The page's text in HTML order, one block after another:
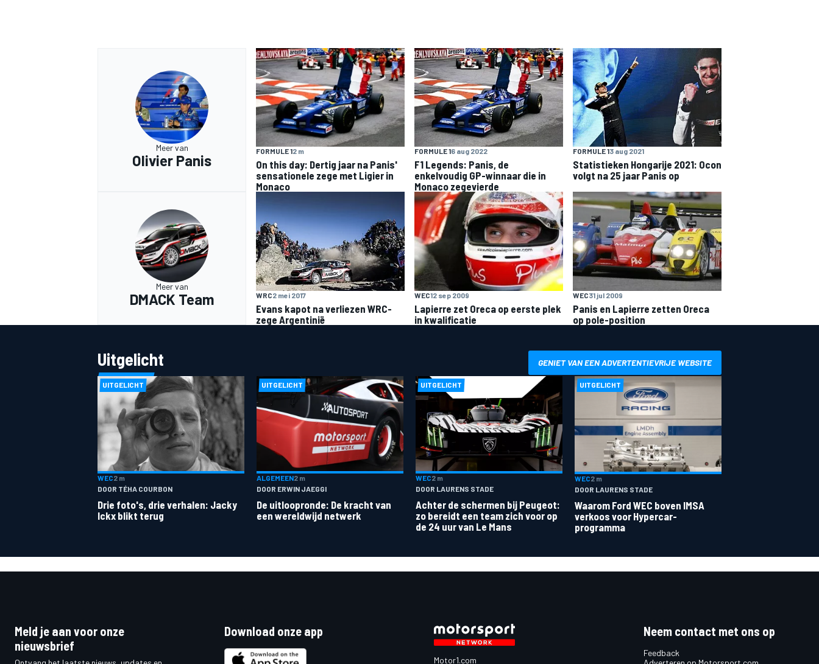
MEER RACEKLASSEN
Meer van
Olivier Panis
FORMULE 12 m
On this day: Dertig jaar na Panis'
sensationele zege met Ligier in
Monaco
FORMULE 16 aug 2022
F1 Legends: Panis, de
enkelvoudig GP-winnaar die in
Monaco zegevierde
FORMULE 13 aug 2021
Statistieken Hongarije 2021: Ocon
volgt na 25 jaar Panis op
Meer van
DMACK Team WRC2 mei 2017
Evans kapot na verliezen WRC-
zege Argentinië
WEC12 sep 2009
Lapierre zet Oreca op eerste plek
in kwalificatie
WEC31 jul 2009
Panis en Lapierre zetten Oreca
op pole-position
Uitgelicht GENIET VAN EEN ADVERTENTIEVRIJE WEBSITE
UITGELICHT
WEC2 m
DOOR TÉHA COURBON
Drie foto's, drie verhalen: Jacky
Ickx blikt terug
UITGELICHT
ALGEMEEN2 m
DOOR ERWIN JAEGGI
De uitloopronde: De kracht van
een wereldwijd netwerk
UITGELICHT
WEC2 m
DOOR LAURENS STADE
Achter de schermen bij Peugeot:
zo bereidt een team zich voor op
de 24 uur van Le Mans
UITGELICHT
WEC2 m
DOOR LAURENS STADE
Waarom Ford WEC boven IMSA
verkoos voor Hypercar-
programma
Meld je aan voor onze
nieuwsbrief
Download onze app
Motor1.com
Neem contact met ons op
Feedback